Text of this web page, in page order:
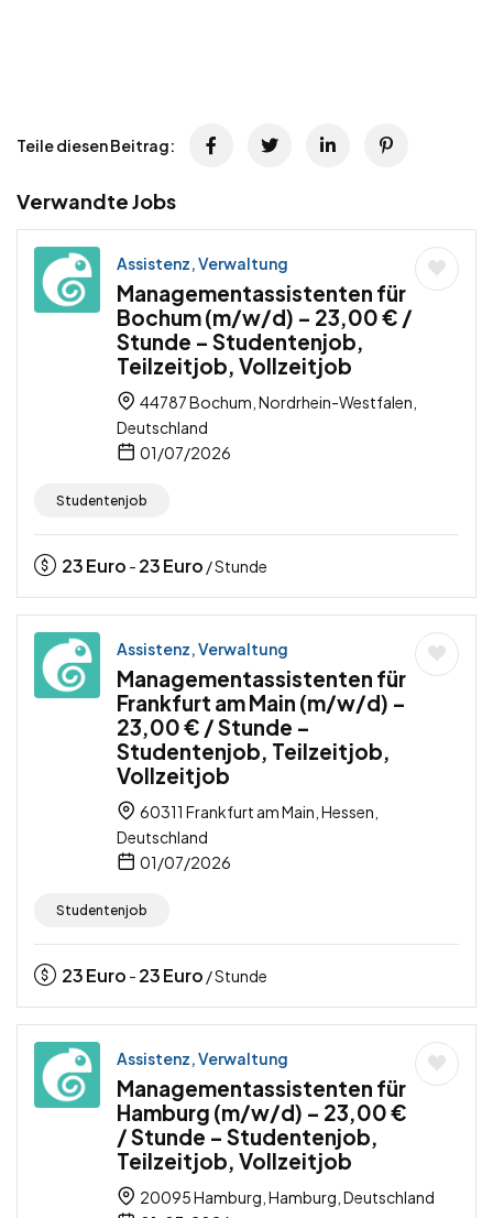
Teile diesen Beitrag:
Verwandte Jobs
Assistenz, Verwaltung
Managementassistenten für
Bochum (m/w/d) – 23,00 € /
Stunde – Studentenjob,
Teilzeitjob, Vollzeitjob
44787 Bochum, Nordrhein-Westfalen,
Deutschland
01/07/2026
Studentenjob
23Euro - 23Euro / Stunde
Assistenz, Verwaltung
Managementassistenten für
Frankfurt am Main (m/w/d) –
23,00 € / Stunde –
Studentenjob, Teilzeitjob,
Vollzeitjob
60311 Frankfurt am Main, Hessen,
Deutschland
01/07/2026
Studentenjob
23Euro - 23Euro / Stunde
Assistenz, Verwaltung
Managementassistenten für
Hamburg (m/w/d) – 23,00 €
/ Stunde – Studentenjob,
Teilzeitjob, Vollzeitjob
20095 Hamburg, Hamburg, Deutschland